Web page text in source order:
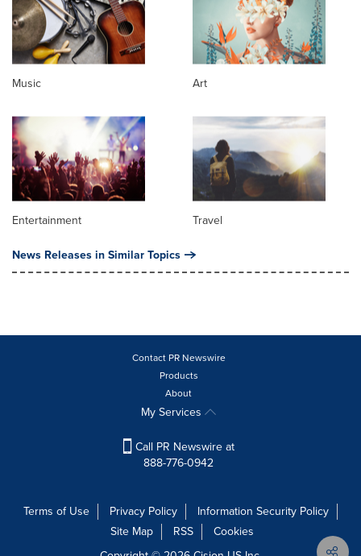
Music Art
Entertainment Travel
News Releases in Similar Topics
Contact PR Newswire
Products
About
My Services
Call PR Newswire at
888-776-0942
Terms of Use Privacy Policy
Information Security Policy
Site Map
RSS
Cookies